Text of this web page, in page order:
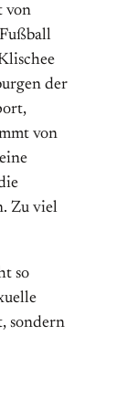
von
der
von
Zu viel
so
sondern